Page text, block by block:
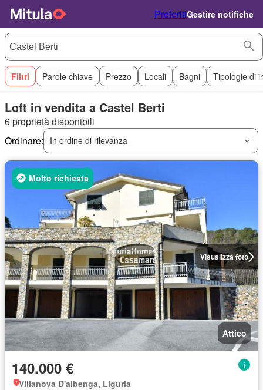
PreferitiGestire notifiche
Filtri Parole chiave Prezzo Locali Bagni Tipologie di
Loft in vendita a Castel Berti
6 proprietà disponibili
Ordinare:
In ordine di rilevanza
Visualizza foto
Molto richiesta
Attico
140.000 €
Villanova D'albenga, Liguria